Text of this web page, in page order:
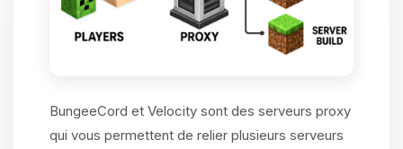
BungeeCord et Velocity sont des serveurs proxy
qui vous permettent de relier plusieurs serveurs